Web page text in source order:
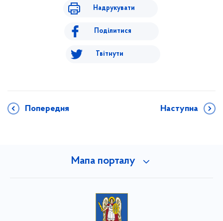
Надрукувати
Поділитися
Твітнути
Попередня Наступна
Мапа порталу